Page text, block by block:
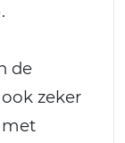
de
zeker
met